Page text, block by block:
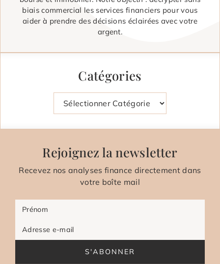
biais commercial les services financiers pour vous
aider à prendre des décisions éclairées avec votre
argent.
Catégories
Catégories
Rejoignez la newsletter
Recevez nos analyses finance directement dans
votre boîte mail
Prénom
Adresse e-mail
S'ABONNER